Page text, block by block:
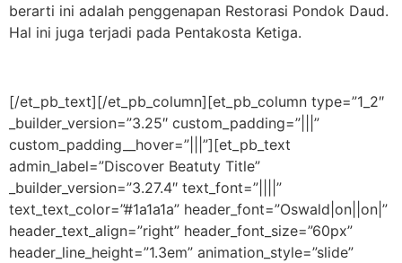
berarti ini adalah penggenapan Restorasi Pondok Daud.
Hal ini juga terjadi pada Pentakosta Ketiga.
[/et_pb_text][/et_pb_column][et_pb_column type=”1_2″
_builder_version=”3.25″ custom_padding=”|||”
custom_padding__hover=”|||”][et_pb_text
admin_label=”Discover Beatuty Title”
_builder_version=”3.27.4″ text_font=”||||”
text_text_color=”#1a1a1a” header_font=”Oswald|on||on|”
header_text_align=”right” header_font_size=”60px”
header_line_height=”1.3em” animation_style=”slide”